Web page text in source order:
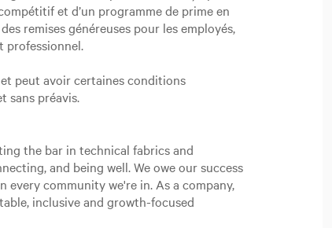
et d’un programme de prime en
remises généreuses pour les employés,
professionnel.
peut avoir certaines conditions
sans préavis.
the bar in technical fabrics and
and being well. We owe our success
community we're in. As a company,
inclusive and growth-focused